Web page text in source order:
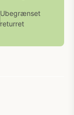
Ubegrænset
returret